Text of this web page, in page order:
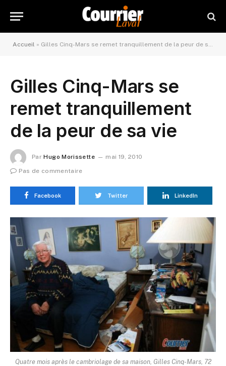
Accueil » Gilles Cinq-Mars se remet tranquillement de la peur de sa vie
Gilles Cinq-Mars se
remet tranquillement
de la peur de sa vie
Par Hugo Morissette
mai 19, 2010
Pas de commentaire
Facebook Twitter LinkedIn
Quatre mois après le cambriolage de sa maison, Gilles Cinq-Mars, 72